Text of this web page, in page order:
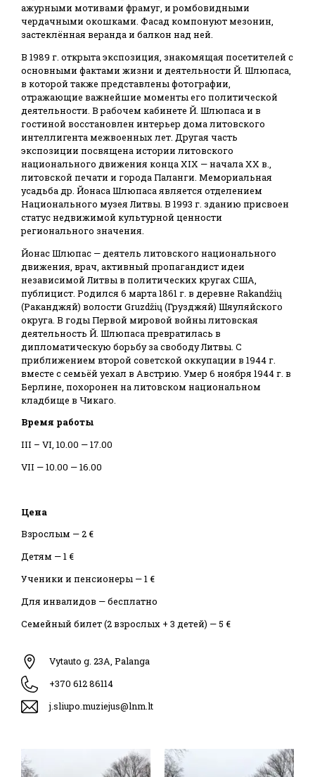
ажурными мотивами фрамуг, и ромбовидными
чердачными окошками. Фасад компонуют мезонин,
застеклённая веранда и балкон над ней.
В 1989 г. открыта экспозиция, знакомящая посетителей с
основными фактами жизни и деятельности Й. Шлюпаса,
в которой также представлены фотографии,
отражающие важнейшие моменты его политической
деятельности. В рабочем кабинете Й. Шлюпаса и в
гостиной восстановлен интерьер дома литовского
интеллигента межвоенных лет. Другая часть
экспозиции посвящена истории литовского
национального движения конца XIX — начала ХХ в.,
литовской печати и города Паланги. Мемориальная
усадьба др. Йонаса Шлюпаса является отделением
Национального музея Литвы. В 1993 г. зданию присвоен
статус недвижимой культурной ценности
регионального значения.
Йонас Шлюпас — деятель литовского национального
движения, врач, активный пропагандист идеи
независимой Литвы в политических кругах США,
публицист. Родился 6 марта 1861 г. в деревне Rakandžių
(Раканджяй) волости Gruzdžių (Грузджяй) Шяуляйского
округа. В годы Первой мировой войны литовская
деятельность Й. Шлюпаса превратилась в
дипломатическую борьбу за свободу Литвы. С
приближением второй советской оккупации в 1944 г.
вместе с семьёй уехал в Австрию. Умер 6 ноября 1944 г. в
Берлине, похоронен на литовском национальном
кладбище в Чикаго.
Время работы
III – VI, 10.00 — 17.00
VII — 10.00 — 16.00
Цена
Взрослым — 2 €
Детям — 1 €
Ученики и пенсионеры — 1 €
Для инвалидов — бесплатно
Семейный билет (2 взрослых + 3 детей) — 5 €
Vytauto g. 23A, Palanga
+370 612 86114
j.sliupo.muziejus@lnm.lt